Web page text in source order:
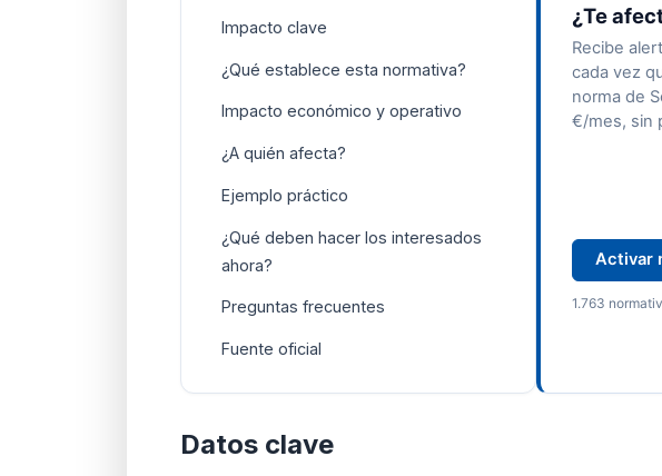
Impacto clave
¿Qué establece esta normativa?
Impacto económico y operativo
¿A quién afecta?
Ejemplo práctico
¿Qué deben hacer los interesados
ahora?
Preguntas frecuentes
Fuente oficial
¿Te
Recibe
cada vez
norma de
€/mes, sin
Activar
1.763
Datos clave